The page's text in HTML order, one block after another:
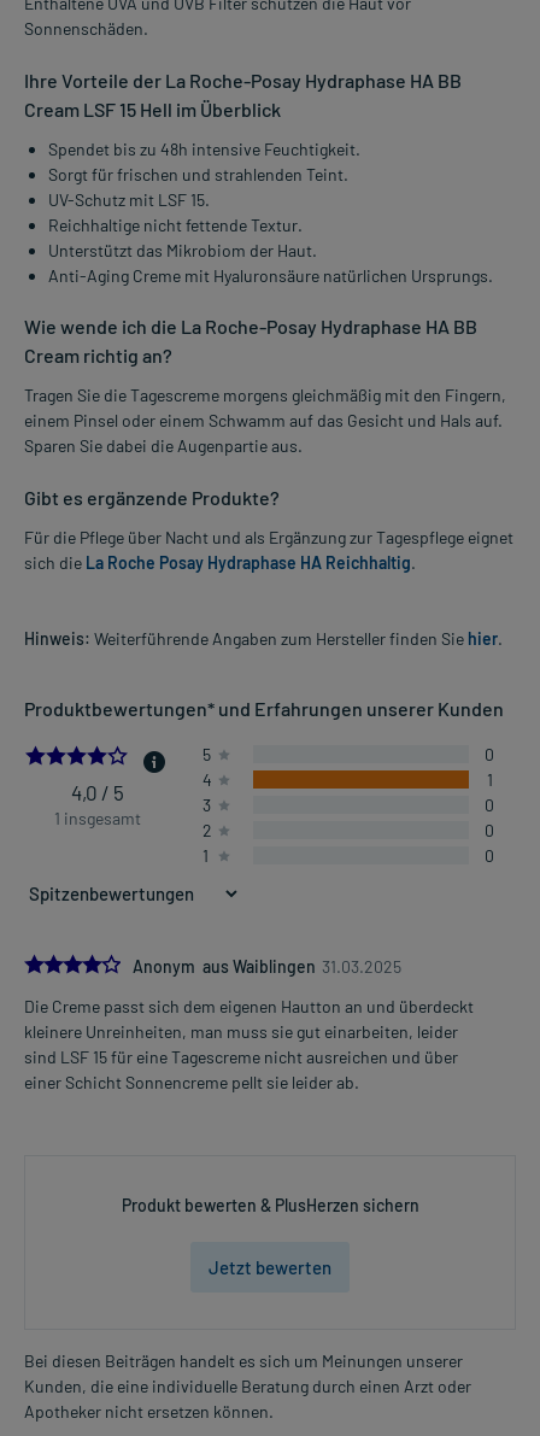
Sonnenschäden.
Ihre Vorteile der La Roche-Posay Hydraphase HA BB
Cream LSF 15 Hell im Überblick
Spendet bis zu 48h intensive Feuchtigkeit.
Sorgt für frischen und strahlenden Teint.
UV-Schutz mit LSF 15.
Reichhaltige nicht fettende Textur.
Unterstützt das Mikrobiom der Haut.
Anti-Aging Creme mit Hyaluronsäure natürlichen Ursprungs.
Wie wende ich die La Roche-Posay Hydraphase HA BB
Cream richtig an?
Tragen Sie die Tagescreme morgens gleichmäßig mit den Fingern,
einem Pinsel oder einem Schwamm auf das Gesicht und Hals auf.
Sparen Sie dabei die Augenpartie aus.
Gibt es ergänzende Produkte?
Für die Pflege über Nacht und als Ergänzung zur Tagespflege eignet
sich die La Roche Posay Hydraphase HA Reichhaltig.
Hinweis: Weiterführende Angaben zum Hersteller finden Sie hier.
Produktbewertungen* und Erfahrungen unserer Kunden
4.0
4,0 / 5
1 insgesamt
5
0
4
1
3
0
2
0
1
0
4.0Anonym aus Waiblingen 31.03.2025
Die Creme passt sich dem eigenen Hautton an und überdeckt
kleinere Unreinheiten, man muss sie gut einarbeiten, leider
sind LSF 15 für eine Tagescreme nicht ausreichen und über
einer Schicht Sonnencreme pellt sie leider ab.
Produkt bewerten & PlusHerzen sichern
Jetzt bewerten
Bei diesen Beiträgen handelt es sich um Meinungen unserer
Kunden, die eine individuelle Beratung durch einen Arzt oder
Apotheker nicht ersetzen können.